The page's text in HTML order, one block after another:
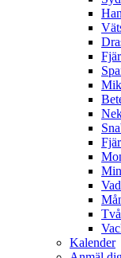
Kalender